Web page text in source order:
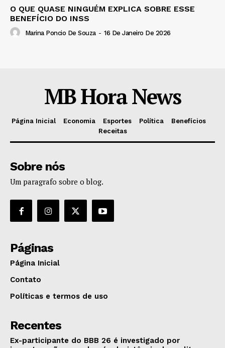
O QUE QUASE NINGUÉM EXPLICA SOBRE ESSE
BENEFÍCIO DO INSS
Marina Poncio De Souza - 16 De Janeiro De 2026
MB Hora News
Página Inicial Economia Esportes Política
Benefícios
Receitas
Sobre nós
Um paragrafo sobre o blog.
Páginas
Página Inicial
Contato
Políticas e termos de uso
Recentes
Ex-participante do BBB 26 é investigado por